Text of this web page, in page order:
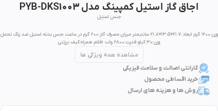
اجاق گاز استیل کمپینگ مدل PYB-DKS1003
جنس استیل
وزن:۱۲۰۰ گرم ابعاد:۲۱.۷×۱۳.۵×۲۱.۸ سانتیمتر میزان مصرف گاز:۲۰۰ گرم در ساعت جنس بدنه:استیل ضد زنگ تحمل
وزن:۳۰ کیلو قدرت:۲۸۰۰ وات اقلام همراه:کیف برزنتی
مشاهده همه ویژگی ها
گارانتی اصالت و سلامت فیزیکی
خرید اقساطی محصول
روش ها و هزینه های ارسال